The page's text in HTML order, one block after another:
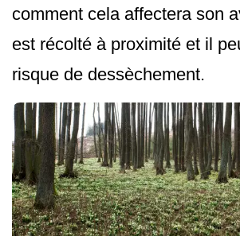
comment cela affectera son
est récolté à proximité et il
risque de dessèchement.